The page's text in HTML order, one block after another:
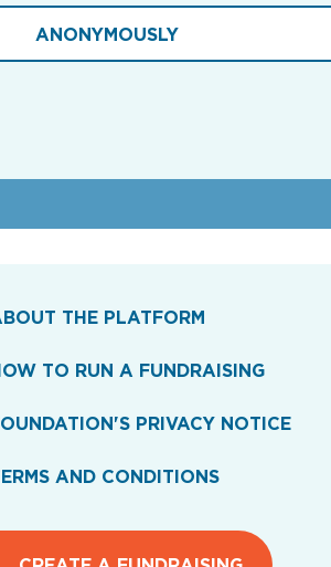
ANONYMOUSLY
THE PLATFORM
TO RUN A FUNDRAISING
PRIVACY NOTICE
AND CONDITIONS